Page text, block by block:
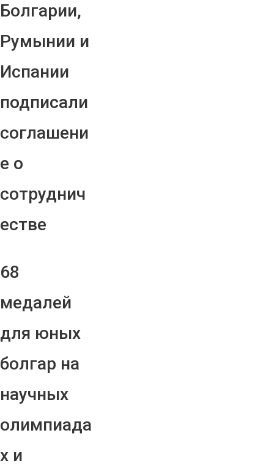
Болгарии,
Румынии и
Испании
подписали
соглашени
е о
сотруднич
естве
68
медалей
для юных
болгар на
научных
олимпиада
х и